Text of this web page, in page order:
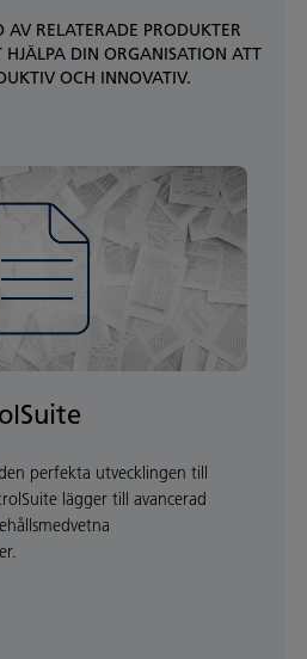
RELATERADE PRODUKTER
HJÄLPA DIN ORGANISATION ATT
OCH INNOVATIV.
perfekta utvecklingen till
lägger till avancerad